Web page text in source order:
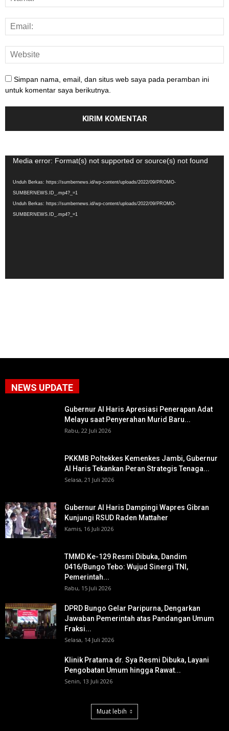
Simpan nama, email, dan situs web saya pada peramban ini
untuk komentar saya berikutnya.
Pemutar
Media error: Format(s) not supported or source(s) not found
Unduh Berkas: https://sumbernews.id/wp-content/uploads/2022/09/PROMO-
SUMBERNEWS.ID_.mp4?_=1
Unduh Berkas: https://sumbernews.id/wp-content/uploads/2022/09/PROMO-
SUMBERNEWS.ID_.mp4?_=1
NEWS UPDATE
Gubernur Al Haris Apresiasi Penerapan Adat
Melayu saat Penyerahan Murid Baru...
Rabu, 22 Juli 2026
PKKMB Poltekkes Kemenkes Jambi, Gubernur
Al Haris Tekankan Peran Strategis Tenaga...
Selasa, 21 Juli 2026
Gubernur Al Haris Dampingi Wapres Gibran
Kunjungi RSUD Raden Mattaher
Kamis, 16 Juli 2026
TMMD Ke-129 Resmi Dibuka, Dandim
0416/Bungo Tebo: Wujud Sinergi TNI,
Pemerintah...
Rabu, 15 Juli 2026
DPRD Bungo Gelar Paripurna, Dengarkan
Jawaban Pemerintah atas Pandangan Umum
Fraksi...
Selasa, 14 Juli 2026
Klinik Pratama dr. Sya Resmi Dibuka, Layani
Pengobatan Umum hingga Rawat...
Senin, 13 Juli 2026
Muat lebih